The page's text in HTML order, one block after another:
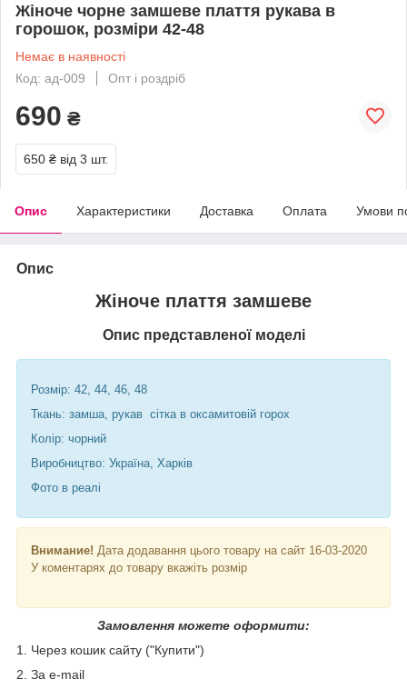
Жіноче чорне замшеве плаття рукава в
горошок, розміри 42-48
Немає в наявності
Код: ад-009
Опт і роздріб
690 ₴
650 ₴ від 3 шт.
Опис Характеристики Доставка Оплата Умови
Опис
Жіноче плаття замшеве
Опис представленої моделі
Розмір: 42, 44, 46, 48
Ткань: замша, рукав сітка в оксамитовій горох
Колір: чорний
Виробництво: Україна, Харків
Фото в реалі
Внимание! Дата додавання цього товару на сайт 16-03-2020
У коментарях до товару вкажіть розмір
Замовлення можете оформити:
1. Через кошик сайту ("Купити")
2. За e-mail